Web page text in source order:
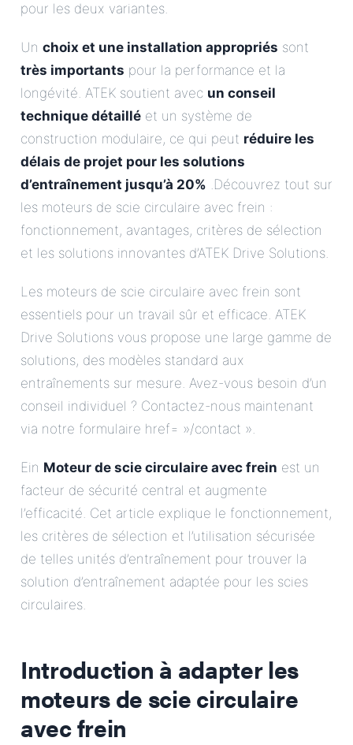
pour les deux variantes.
Un choix et une installation appropriés sont
très importants pour la performance et la
longévité. ATEK soutient avec un conseil
technique détaillé et un système de
construction modulaire, ce qui peut réduire les
délais de projet pour les solutions
d’entraînement jusqu’à 20% .Découvrez tout sur
les moteurs de scie circulaire avec frein :
fonctionnement, avantages, critères de sélection
et les solutions innovantes d’ATEK Drive Solutions.
Les moteurs de scie circulaire avec frein sont
essentiels pour un travail sûr et efficace. ATEK
Drive Solutions vous propose une large gamme de
solutions, des modèles standard aux
entraînements sur mesure. Avez-vous besoin d’un
conseil individuel ? Contactez-nous maintenant
via notre formulaire href= »/contact ».
Ein Moteur de scie circulaire avec frein est un
facteur de sécurité central et augmente
l’efficacité. Cet article explique le fonctionnement,
les critères de sélection et l’utilisation sécurisée
de telles unités d’entraînement pour trouver la
solution d’entraînement adaptée pour les scies
circulaires.
Introduction à adapter les
moteurs de scie circulaire
avec frein